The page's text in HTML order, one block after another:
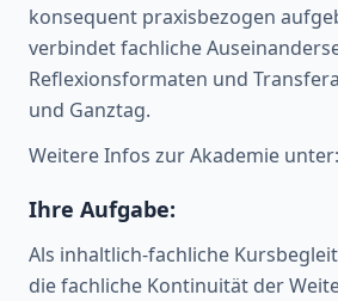
konsequent praxisbezogen
verbindet fachliche
Reflexionsformaten und
und Ganztag.
Weitere Infos zur Akademie unter:
Ihre Aufgabe:
Als inhaltlich-fachliche
die fachliche Kontinuität der